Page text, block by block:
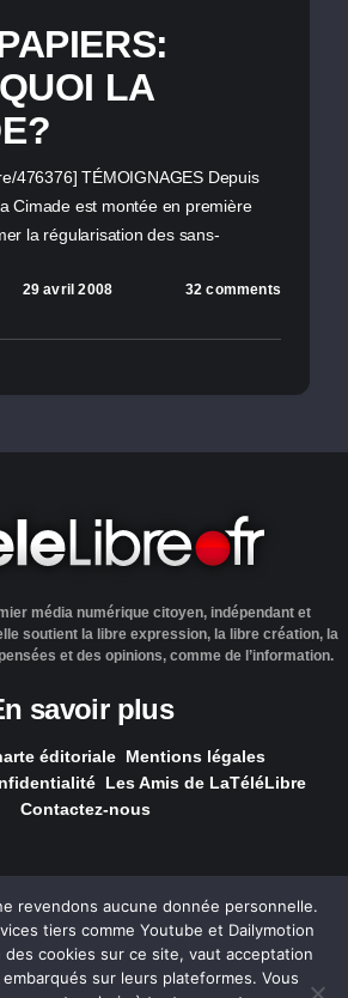
LA
476376] TÉMOIGNAGES Depuis
Cimade est montée en première
la régularisation des sans-
29 avril 2008 32 comments
média numérique citoyen, indépendant et
soutient la libre expression, la libre création, la
et des opinions, comme de l’information.
savoir plus
éditoriale Mentions légales
Les Amis de LaTéléLibre
Contactez-nous
a été réalisé par l'agenceNOUS, Ouvert,
Utile & Simple
revendons aucune donnée personnelle.
tiers comme Youtube et Dailymotion
des cookies sur ce site, vaut acceptation
sur leurs plateformes. Vous